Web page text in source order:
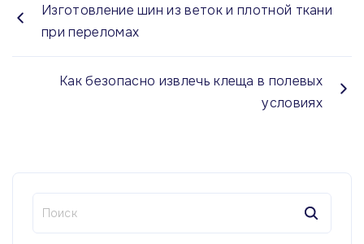
Изготовление шин из веток и плотной ткани
при переломах
Как безопасно извлечь клеща в полевых
условиях